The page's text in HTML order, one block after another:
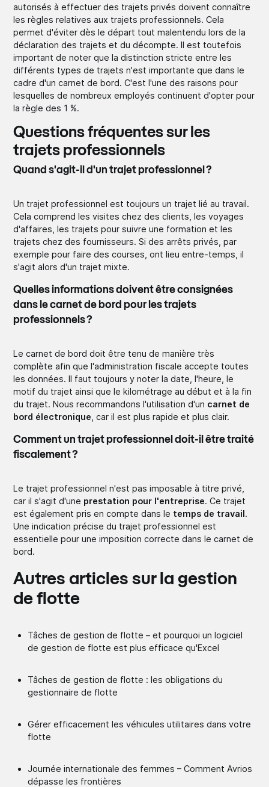
autorisés à effectuer des trajets privés doivent connaître
les règles relatives aux trajets professionnels. Cela
permet d'éviter dès le départ tout malentendu lors de la
déclaration des trajets et du décompte. Il est toutefois
important de noter que la distinction stricte entre les
différents types de trajets n'est importante que dans le
cadre d'un carnet de bord. C'est l'une des raisons pour
lesquelles de nombreux employés continuent d'opter pour
la règle des 1 %.
Questions fréquentes sur les
trajets professionnels
Quand s'agit-il d'un trajet professionnel ?
Un trajet professionnel est toujours un trajet lié au travail.
Cela comprend les visites chez des clients, les voyages
d'affaires, les trajets pour suivre une formation et les
trajets chez des fournisseurs. Si des arrêts privés, par
exemple pour faire des courses, ont lieu entre-temps, il
s'agit alors d'un trajet mixte.
Quelles informations doivent être consignées
dans le carnet de bord pour les trajets
professionnels ?
Le carnet de bord doit être tenu de manière très
complète afin que l'administration fiscale accepte toutes
les données. Il faut toujours y noter la date, l'heure, le
motif du trajet ainsi que le kilométrage au début et à la fin
du trajet. Nous recommandons l'utilisation d'un carnet de
bord électronique , car il est plus rapide et plus clair.
Comment un trajet professionnel doit-il être traité
fiscalement ?
Le trajet professionnel n'est pas imposable à titre privé,
car il s'agit d'une prestation pour l'entreprise. Ce trajet
est également pris en compte dans le temps de travail.
Une indication précise du trajet professionnel est
essentielle pour une imposition correcte dans le carnet de
bord.
Autres articles sur la gestion
de flotte
Tâches de gestion de flotte – et pourquoi un logiciel
de gestion de flotte est plus efficace qu'Excel
Tâches de gestion de flotte : les obligations du
gestionnaire de flotte
Gérer efficacement les véhicules utilitaires dans votre
flotte
Journée internationale des femmes – Comment Avrios
dépasse les frontières